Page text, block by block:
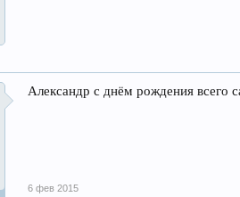
Александр с днём рождения всего
6 фев 2015